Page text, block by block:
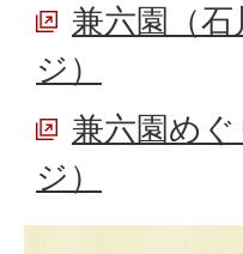
兼六園（
ジ）
兼六園め
ジ）